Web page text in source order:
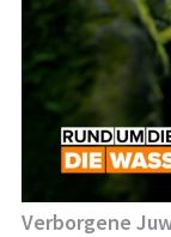
Verborgene